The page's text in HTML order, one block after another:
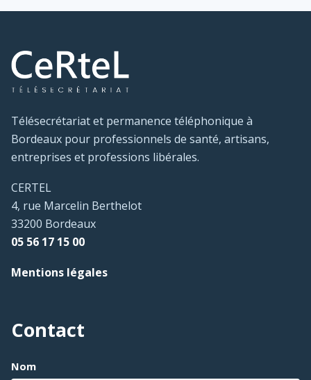
Télésecrétariat et permanence téléphonique à
Bordeaux pour professionnels de santé, artisans,
entreprises et professions libérales.
CERTEL
4, rue Marcelin Berthelot
33200 Bordeaux
05 56 17 15 00
Mentions légales
Contact
Nom